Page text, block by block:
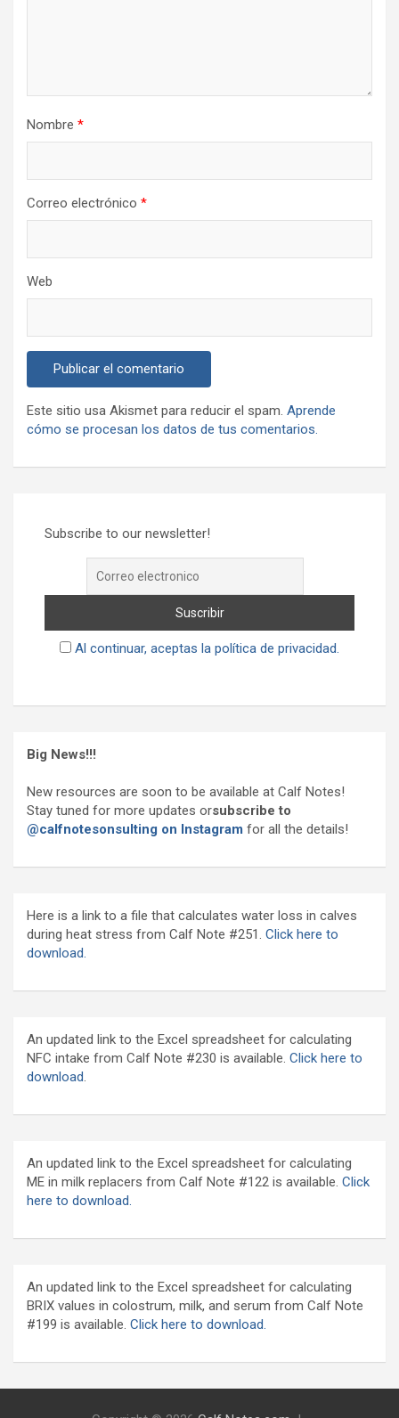
Nombre *
Correo electrónico *
Web
Este sitio usa Akismet para reducir el spam. Aprende
cómo se procesan los datos de tus comentarios.
Subscribe to our newsletter!
Al continuar, aceptas la política de privacidad.
Big News!!!
New resources are soon to be available at Calf Notes!
Stay tuned for more updates orsubscribe to
@calfnotesonsulting on Instagram for all the details!
Here is a link to a file that calculates water loss in calves
during heat stress from Calf Note #251. Click here to
download.
An updated link to the Excel spreadsheet for calculating
NFC intake from Calf Note #230 is available. Click here to
download.
An updated link to the Excel spreadsheet for calculating
ME in milk replacers from Calf Note #122 is available. Click
here to download.
An updated link to the Excel spreadsheet for calculating
BRIX values in colostrum, milk, and serum from Calf Note
#199 is available. Click here to download.